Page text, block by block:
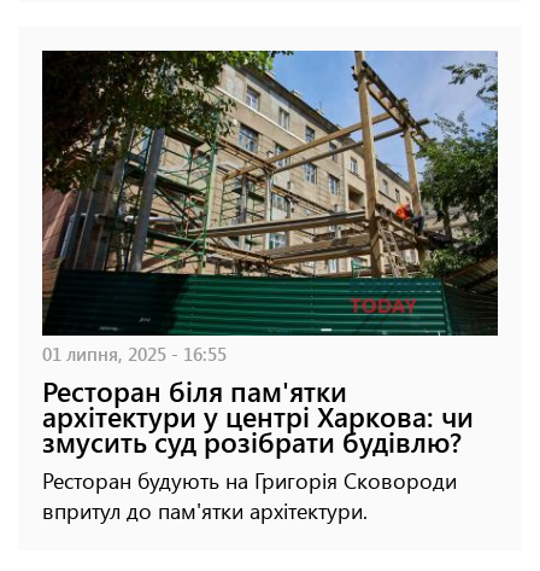
01 липня, 2025 - 16:55
Ресторан біля пам'ятки
архітектури у центрі Харкова: чи
змусить суд розібрати будівлю?
Ресторан будують на Григорія Сковороди
впритул до пам'ятки архітектури.